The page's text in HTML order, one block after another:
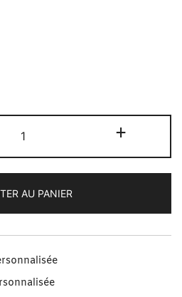
+
AU PANIER